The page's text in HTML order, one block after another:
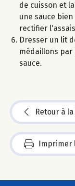
de cuisson et
une sauce
rectifier
Dresser un lit
médaillons
sauce.
Retour à